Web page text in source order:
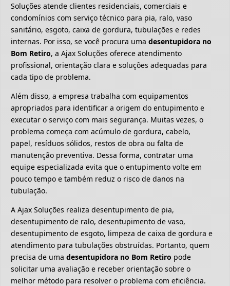
Soluções atende clientes residenciais, comerciais e
condomínios com serviço técnico para pia, ralo, vaso
sanitário, esgoto, caixa de gordura, tubulações e redes
internas. Por isso, se você procura uma desentupidora no
Bom Retiro, a Ajax Soluções oferece atendimento
profissional, orientação clara e soluções adequadas para
cada tipo de problema.
Além disso, a empresa trabalha com equipamentos
apropriados para identificar a origem do entupimento e
executar o serviço com mais segurança. Muitas vezes, o
problema começa com acúmulo de gordura, cabelo,
papel, resíduos sólidos, restos de obra ou falta de
manutenção preventiva. Dessa forma, contratar uma
equipe especializada evita que o entupimento volte em
pouco tempo e também reduz o risco de danos na
tubulação.
A Ajax Soluções realiza desentupimento de pia,
desentupimento de ralo, desentupimento de vaso,
desentupimento de esgoto, limpeza de caixa de gordura e
atendimento para tubulações obstruídas. Portanto, quem
precisa de uma desentupidora no Bom Retiro pode
solicitar uma avaliação e receber orientação sobre o
melhor método para resolver o problema com eficiência.